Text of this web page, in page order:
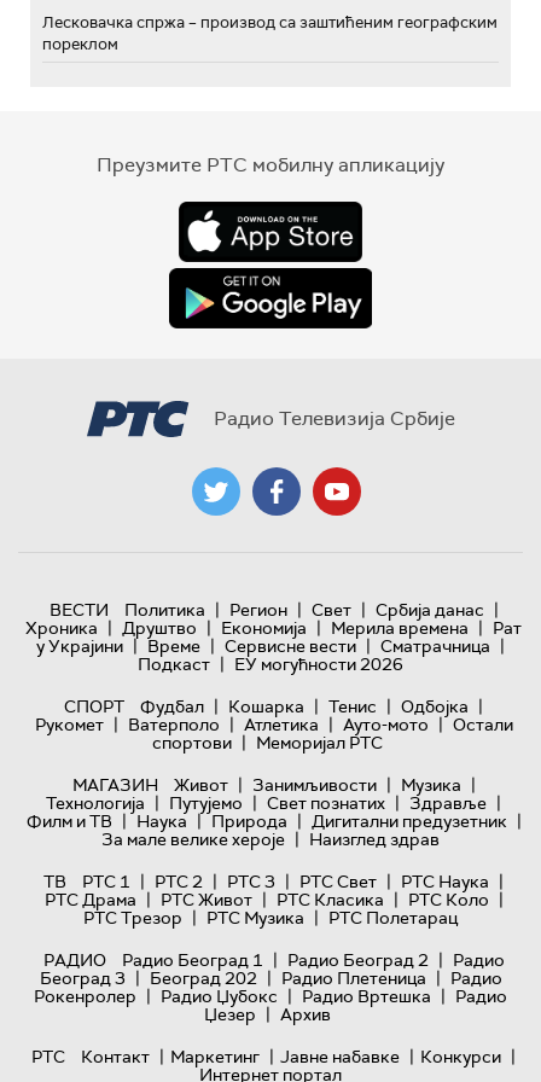
Лесковачка спржа – производ са заштићеним географским
пореклом
Преузмите РТС мобилну апликацију
Радио Телевизија Србије
ВЕСТИ Политика | Регион | Свет | Србија данас |
Хроника | Друштво | Економија | Мерила времена | Рат
у Украјини | Време | Сервисне вести | Сматрачница |
Подкаст | ЕУ могућности 2026
СПОРТ
Фудбал | Кошарка | Тенис | Одбојка |
Рукомет | Ватерполо | Атлетика | Ауто-мото | Остали
спортови | Меморијал РТС
МАГАЗИН
Живот | Занимљивости | Музика |
Технологијa | Путујемо | Свет познатих | Здравље |
Филм и ТВ | Наука | Природа | Дигитални предузетник |
За мале велике хероје | Наизглед здрав
ТВ
РТС 1 | РТС 2 | РТС 3 | РТС Свет | РТС Наука |
РТС Драма | РТС Живот | РТС Класика | РТС Коло |
РТС Трезор | РТС Музика | РТС Полетарац
РАДИО
Радио Београд 1 | Радио Београд 2 | Радио
Београд 3 | Београд 202 | Радио Плетеница | Радио
Рокенролер | Радио Џубокс | Радио Вртешка | Радио
Џезер | Архив
РТС
Контакт | Маркетинг | Јавне набавке | Конкурси |
Интернет портал